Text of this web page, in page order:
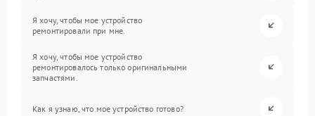
Я хочу, чтобы мое устройство
ремонтировали при мне.
Я хочу, чтобы мое устройство
ремонтировалось только оригинальными
запчастями.
Как я узнаю, что мое устройство готово?